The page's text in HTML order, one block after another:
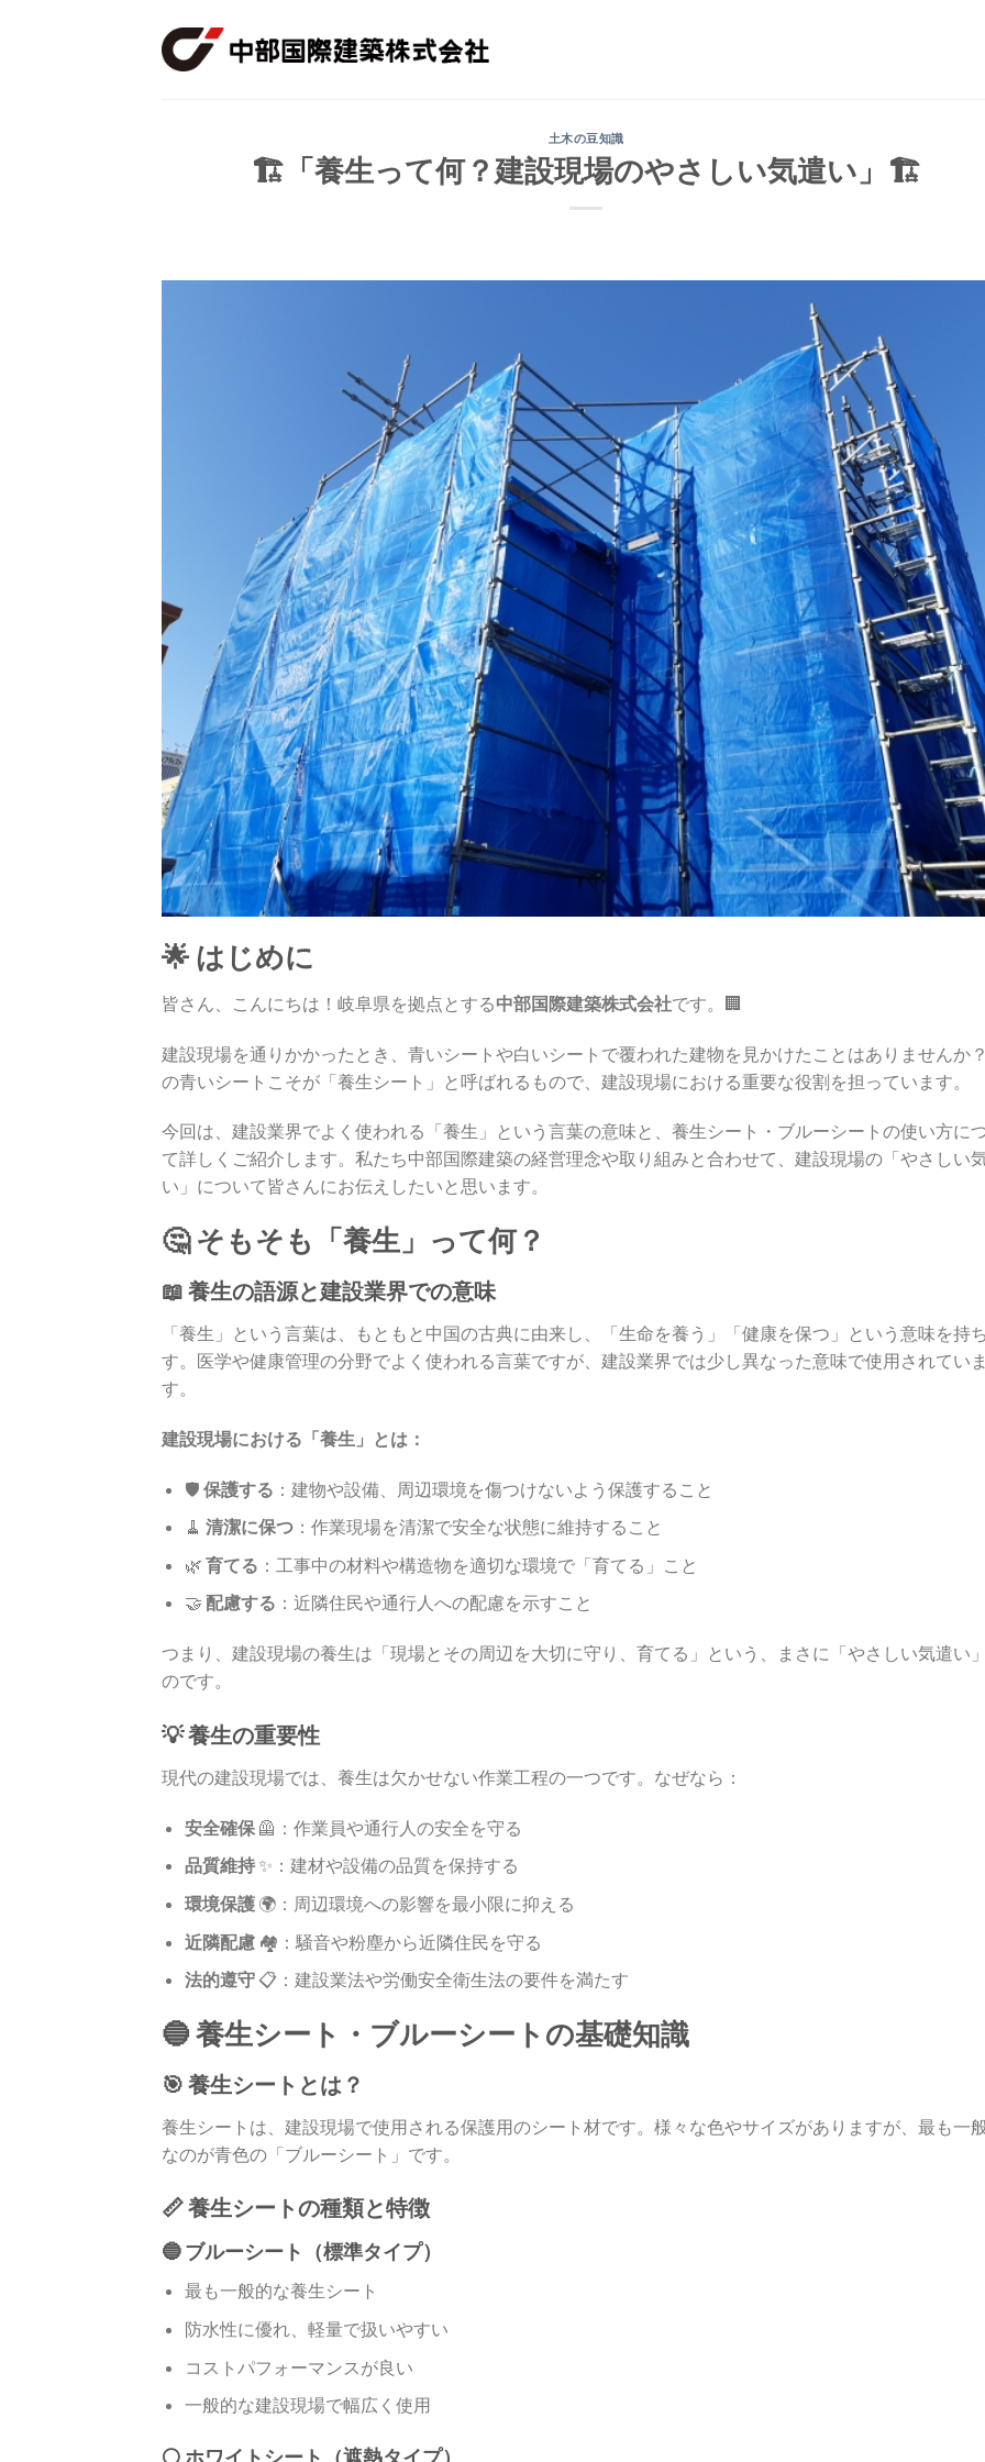
土木の豆知識
🏗️「養生って何？建設現場のやさしい気遣い」🏗️
🌟 はじめに
皆さん、こんにちは！岐阜県を拠点とする中部国際建築株式会社です。🏢
建設現場を通りかかったとき、青いシートや白いシートで覆われた建物を見かけたことはありませんか
の青いシートこそが「養生シート」と呼ばれるもので、建設現場における重要な役割を担っています。
今回は、建設業界でよく使われる「養生」という言葉の意味と、養生シート・ブルーシートの使い方に
て詳しくご紹介します。私たち中部国際建築の経営理念や取り組みと合わせて、建設現場の「やさしい
い」について皆さんにお伝えしたいと思います。
🤔 そもそも「養生」って何？
📖 養生の語源と建設業界での意味
「養生」という言葉は、もともと中国の古典に由来し、「生命を養う」「健康を保つ」という意味を持
す。医学や健康管理の分野でよく使われる言葉ですが、建設業界では少し異なった意味で使用されてい
す。
建設現場における「養生」とは：
🛡️ 保護する ：建物や設備、周辺環境を傷つけないよう保護すること
🧹 清潔に保つ：作業現場を清潔で安全な状態に維持すること
🌿 育てる ：工事中の材料や構造物を適切な環境で「育てる」こと
🤝 配慮する ：近隣住民や通行人への配慮を示すこと
つまり、建設現場の養生は「現場とその周辺を大切に守り、育てる」という、まさに「やさしい気遣い
のです。
💡 養生の重要性
現代の建設現場では、養生は欠かせない作業工程の一つです。なぜなら：
安全確保🦺：作業員や通行人の安全を守る
品質維持✨：建材や設備の品質を保持する
環境保護🌍：周辺環境への影響を最小限に抑える
近隣配慮🏘️：騒音や粉塵から近隣住民を守る
法的遵守📋：建設業法や労働安全衛生法の要件を満たす
🔵 養生シート・ブルーシートの基礎知識
🎯 養生シートとは？
養生シートは、建設現場で使用される保護用のシート材です。様々な色やサイズがありますが、最も一
なのが青色の「ブルーシート」です。
📏 養生シートの種類と特徴
🔵 ブルーシート（標準タイプ）
最も一般的な養生シート
防水性に優れ、軽量で扱いやすい
コストパフォーマンスが良い
一般的な建設現場で幅広く使用
⚪ ホワイトシート（遮熱タイプ）